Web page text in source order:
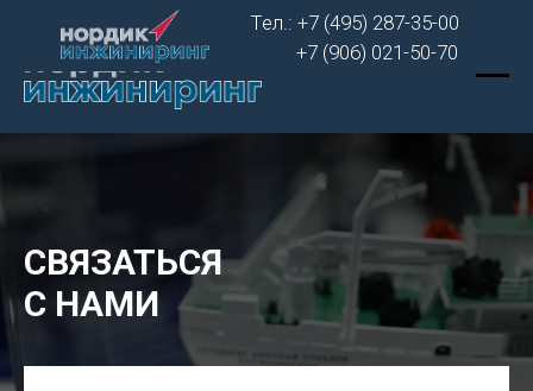
Тел.: +7 (495) 287-35-00
+7 (906) 021-50-70
СВЯЗАТЬСЯ
С НАМИ